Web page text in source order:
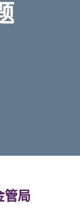
管局